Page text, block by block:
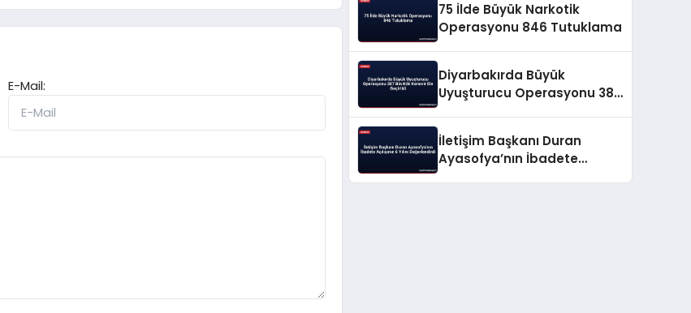
E-Mail:
75 İlde Büyük Narkotik
Operasyonu 846 Tutuklama
Diyarbakırda Büyük
Uyuşturucu Operasyonu 387
İletişim Başkanı Duran
Ayasofya’nın İbadete